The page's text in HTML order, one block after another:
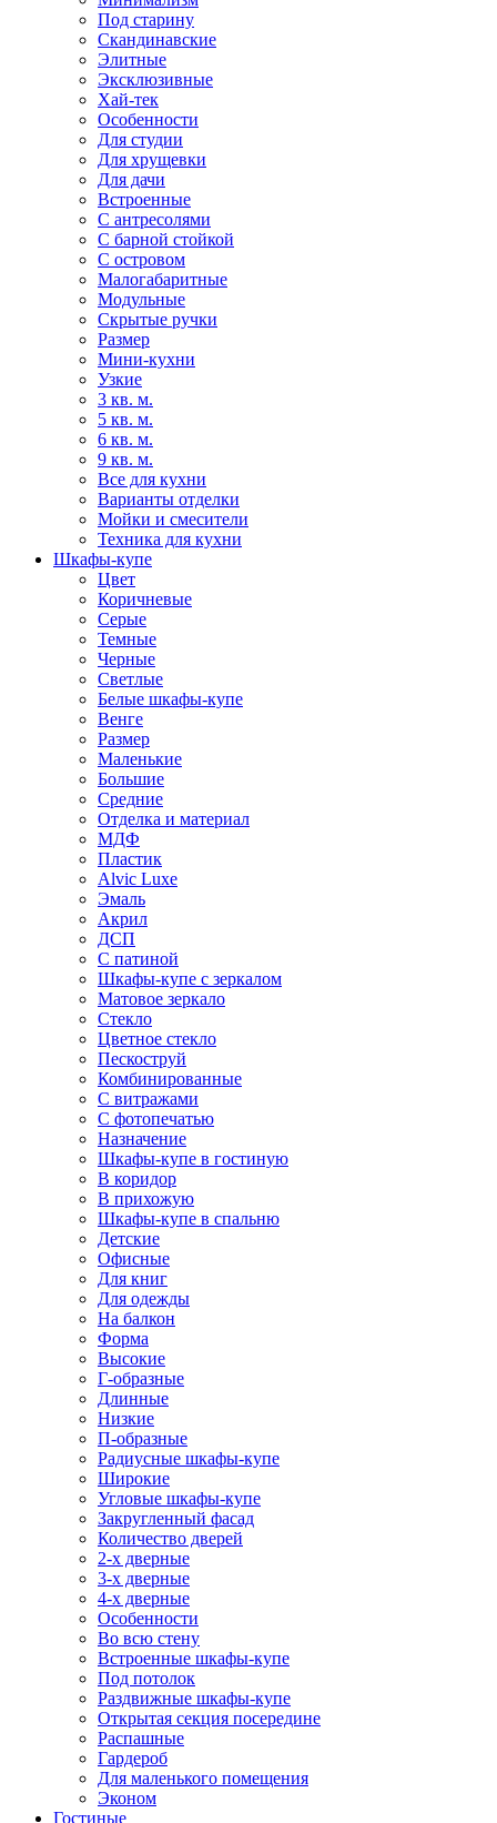
Под старину
Скандинавские
Элитные
Эксклюзивные
Хай-тек
Особенности
Для студии
Для хрущевки
Для дачи
Встроенные
С антресолями
С барной стойкой
С островом
Малогабаритные
Модульные
Скрытые ручки
Размер
Мини-кухни
Узкие
3 кв. м.
5 кв. м.
6 кв. м.
9 кв. м.
Все для кухни
Варианты отделки
Мойки и смесители
Техника для кухни
Шкафы-купе
Цвет
Коричневые
Серые
Темные
Черные
Светлые
Белые шкафы-купе
Венге
Размер
Маленькие
Большие
Средние
Отделка и материал
МДФ
Пластик
Alvic Luxe
Эмаль
Акрил
ДСП
С патиной
Шкафы-купе с зеркалом
Матовое зеркало
Стекло
Цветное стекло
Пескоструй
Комбинированные
С витражами
С фотопечатью
Назначение
Шкафы-купе в гостиную
В коридор
В прихожую
Шкафы-купе в спальню
Детские
Офисные
Для книг
Для одежды
На балкон
Форма
Высокие
Г-образные
Длинные
Низкие
П-образные
Радиусные шкафы-купе
Широкие
Угловые шкафы-купе
Закругленный фасад
Количество дверей
2-х дверные
3-х дверные
4-х дверные
Особенности
Во всю стену
Встроенные шкафы-купе
Под потолок
Раздвижные шкафы-купе
Открытая секция посередине
Распашные
Гардероб
Для маленького помещения
Эконом
Гостиные